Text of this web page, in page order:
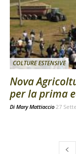
COLTURE ESTENSIVE
Nova
per la prima
Di Mary Mattiaccio 27